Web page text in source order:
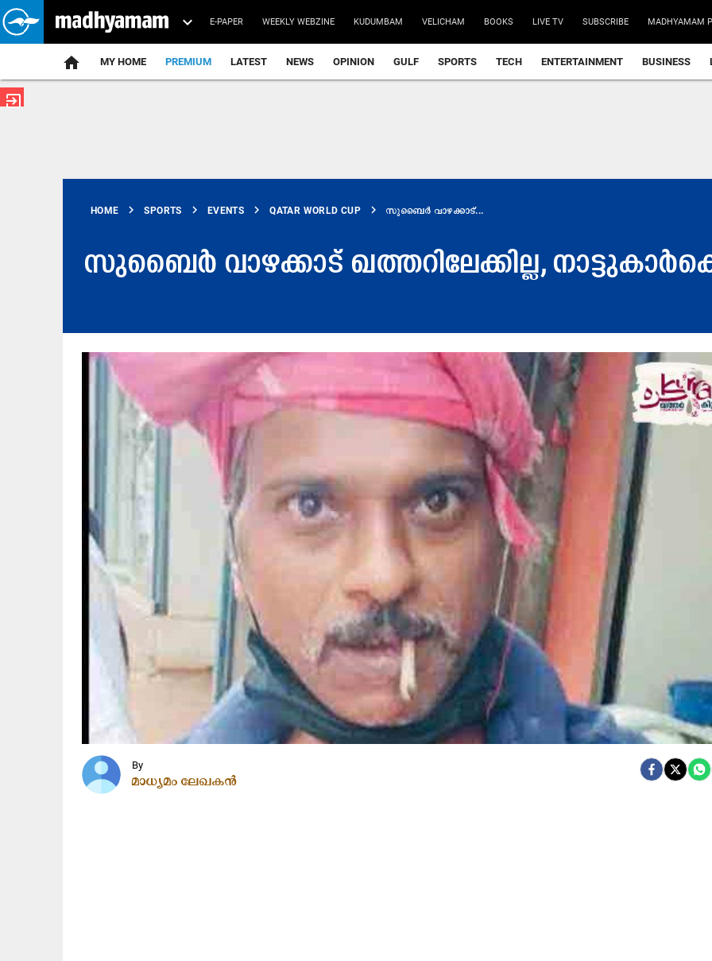
E-PAPER WEEKLY WEBZINE KUDUMBAM VELICHAM BOOKS LIVE TV SUBSCRIBE MADHYAMAM
home MY HOME PREMIUM LATEST NEWS OPINION GULF SPORTS TECH ENTERTAINMENT BUSINESS
exit_to_app
HOME chevron_right SPORTS chevron_right EVENTS chevron_right QATAR WORLD CUP chevron_right സുബൈർ വാഴക്കാട്...
സുബൈർ വാഴക്കാട് ഖത്തറിലേക്കില്ല,
By
മാധ്യമം ലേഖകൻ